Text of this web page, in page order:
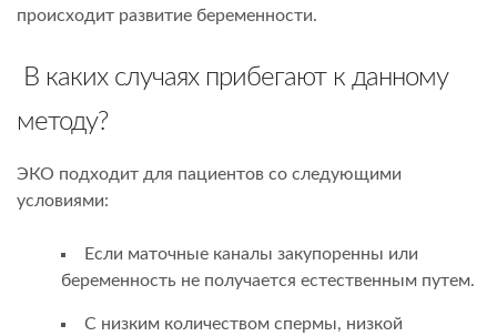
происходит развитие беременности.
В каких случаях прибегают к данному
методу?
ЭКО подходит для пациентов со следующими
условиями:
Если маточные каналы закупоренны или
беременность не получается естественным путем.
С низким количеством спермы, низкой